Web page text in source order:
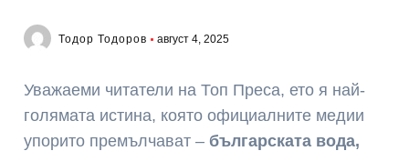
Тодор Тодоров август 4, 2025
Уважаеми читатели на Топ Преса, ето я най-
голямата истина, която официалните медии
упорито премълчават – българската вода,